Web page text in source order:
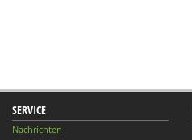
SERVICE
Nachrichten